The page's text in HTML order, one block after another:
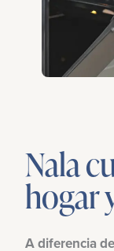
Nala
hogar
A diferencia